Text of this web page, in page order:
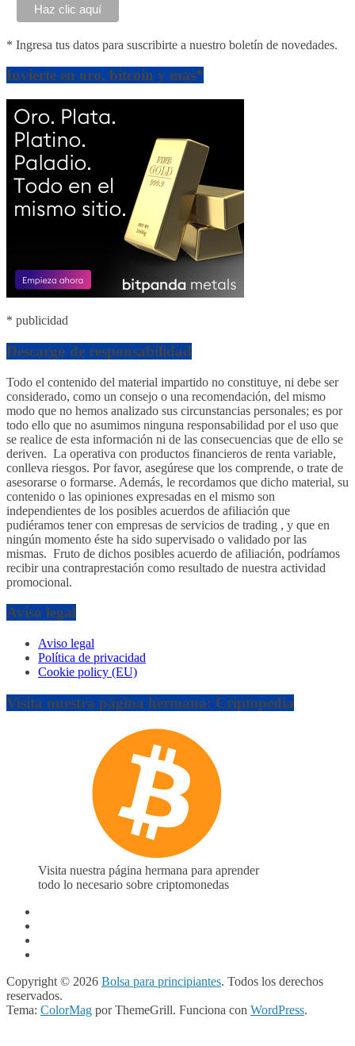
* Ingresa tus datos para suscribirte a nuestro boletín de novedades.
Invierte en oro, bitcoin y más*
* publicidad
Descargo de responsabilidad
Todo el contenido del material impartido no constituye, ni debe ser
considerado, como un consejo o una recomendación, del mismo
modo que no hemos analizado sus circunstancias personales; es por
todo ello que no asumimos ninguna responsabilidad por el uso que
se realice de esta información ni de las consecuencias que de ello se
deriven. La operativa con productos financieros de renta variable,
conlleva riesgos. Por favor, asegúrese que los comprende, o trate de
asesorarse o formarse. Además, le recordamos que dicho material, su
contenido o las opiniones expresadas en el mismo son
independientes de los posibles acuerdos de afiliación que
pudiéramos tener con empresas de servicios de trading , y que en
ningún momento éste ha sido supervisado o validado por las
mismas. Fruto de dichos posibles acuerdo de afiliación, podríamos
recibir una contraprestación como resultado de nuestra actividad
promocional.
Aviso legal
Aviso legal
Política de privacidad
Cookie policy (EU)
Visita nuestra página hermana: Criptopedia
Visita nuestra página hermana para aprender
todo lo necesario sobre criptomonedas
Copyright © 2026 Bolsa para principiantes. Todos los derechos
reservados.
Tema: ColorMag por ThemeGrill. Funciona con WordPress.